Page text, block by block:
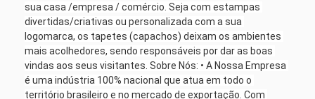
sua casa /empresa / comércio. Seja com estampas
divertidas/criativas ou personalizada com a sua
logomarca, os tapetes (capachos) deixam os ambientes
mais acolhedores, sendo responsáveis por dar as boas
vindas aos seus visitantes. Sobre Nós: • A Nossa Empresa
é uma indústria 100% nacional que atua em todo o
território brasileiro e no mercado de exportação. Com